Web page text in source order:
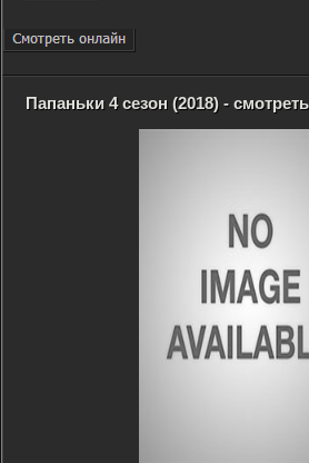
Папаньки 4 сезон (2018) -